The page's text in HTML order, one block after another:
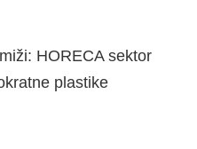
HORECA sektor
plastike